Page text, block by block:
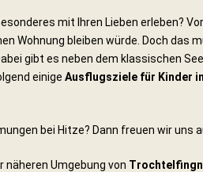
mit Ihren Lieben erleben?
Wohnung bleiben würde. Doch das
gibt es neben dem klassischen
einige Ausflugsziele für Kinder
bei Hitze? Dann freuen wir uns
näheren Umgebung von